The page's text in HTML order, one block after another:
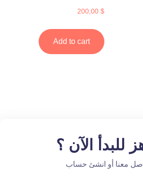
200,00 $
Add to cart
للبدأ الآن ؟
معنا أو انشئ حساب